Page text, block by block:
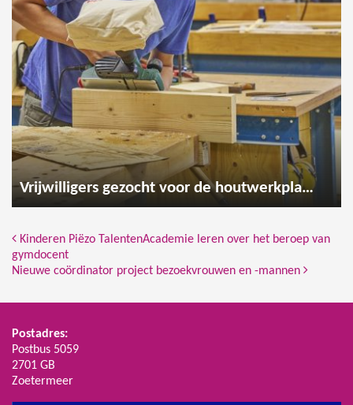
Vrijwilligers gezocht voor de houtwerkplaats
Bericht Navigatie
Kinderen Piëzo TalentenAcademie leren over het beroep van
gymdocent
Nieuwe coördinator project bezoekvrouwen en -mannen
Postadres:
Postbus 5059
2701 GB
Zoetermeer